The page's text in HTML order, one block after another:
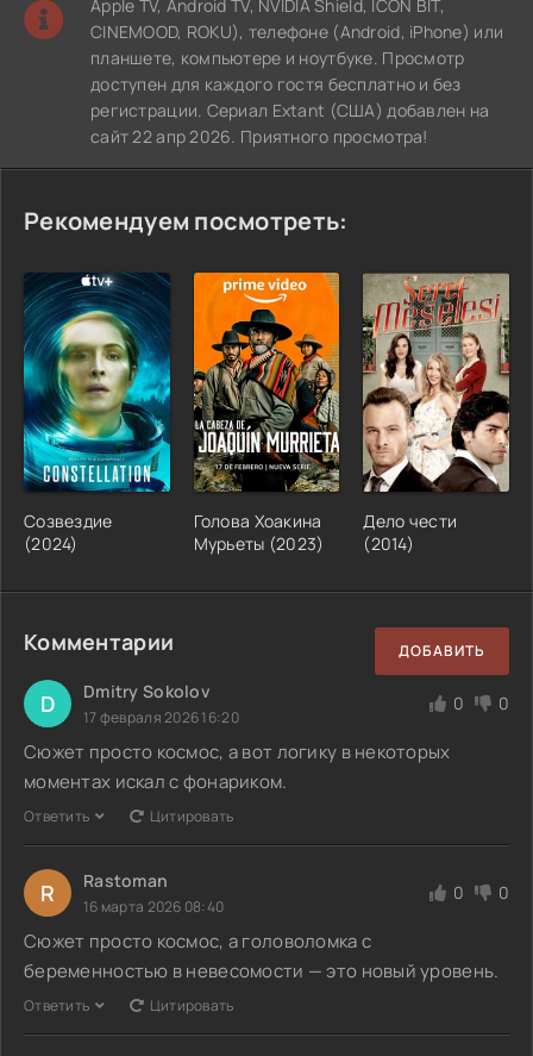
Apple TV, Android TV, NVIDIA Shield, ICON BIT,
CINEMOOD, ROKU), телефоне (Android, iPhone) или
планшете, компьютере и ноутбуке. Просмотр
доступен для каждого гостя бесплатно и без
регистрации. Сериал Extant (США) добавлен на
сайт 22 апр 2026. Приятного просмотра!
Рекомендуем посмотреть:
Созвездие
(2024)
Голова Хоакина
Мурьеты (2023)
Дело чести
(2014)
Комментарии ДОБАВИТЬ
D Dmitry Sokolov
17 февраля 2026 16:20
0 0
Сюжет просто космос, а вот логику в некоторых
моментах искал с фонариком.
Ответить Цитировать
R Rastoman
16 марта 2026 08:40
0 0
Сюжет просто космос, а головоломка с
беременностью в невесомости — это новый уровень.
Ответить Цитировать